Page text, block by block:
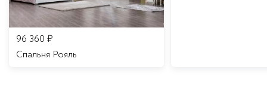
96 360 ₽
Спальня Рояль